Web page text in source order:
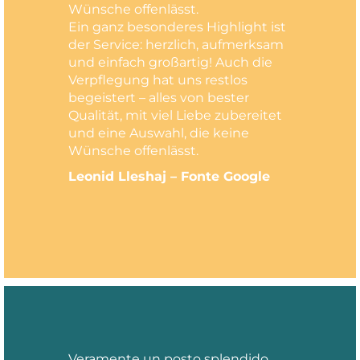
Wünsche offenlässt.
Ein ganz besonderes Highlight ist
der Service: herzlich, aufmerksam
und einfach großartig! Auch die
Verpflegung hat uns restlos
begeistert – alles von bester
Qualität, mit viel Liebe zubereitet
und eine Auswahl, die keine
Wünsche offenlässt.
Leonid Lleshaj – Fonte Google